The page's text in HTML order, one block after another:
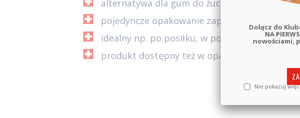
alternatywa dla gum do żucia oraz cukierków
pojedyncze opakowanie zapewnia aż do 200
idealny np. po posiłku, w podróży, przed
produkt dostępny też w opakowaniu
Dołącz do
NA
nowościami,
Nie pokazuj